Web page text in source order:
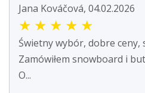
Jana Kováčová, 04.02.2026
★ ★ ★ ★ ★
Świetny wybór, dobre ceny,
Zamówiłem snowboard i
O...